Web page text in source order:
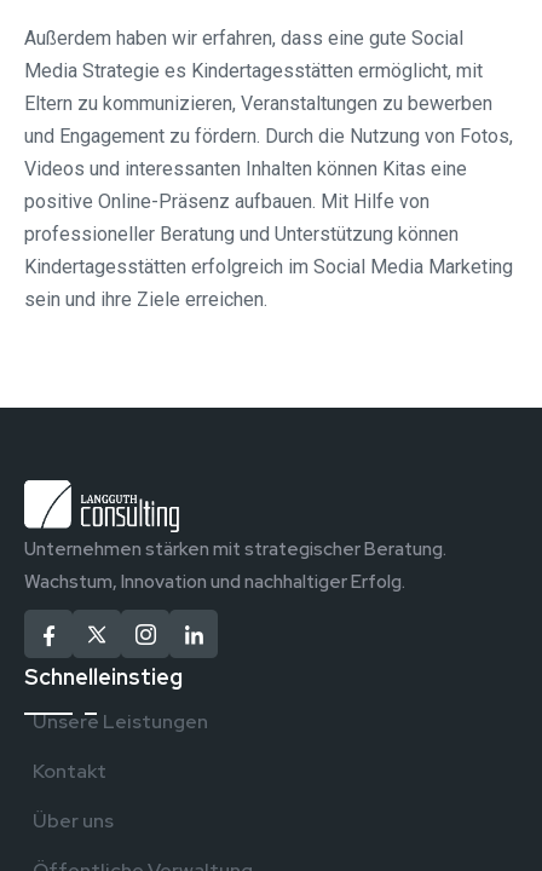
Außerdem haben wir erfahren, dass eine gute Social
Media Strategie es Kindertagesstätten ermöglicht, mit
Eltern zu kommunizieren, Veranstaltungen zu bewerben
und Engagement zu fördern. Durch die Nutzung von Fotos,
Videos und interessanten Inhalten können Kitas eine
positive Online-Präsenz aufbauen. Mit Hilfe von
professioneller Beratung und Unterstützung können
Kindertagesstätten erfolgreich im Social Media Marketing
sein und ihre Ziele erreichen.
Unternehmen stärken mit strategischer Beratung.
Wachstum, Innovation und nachhaltiger Erfolg.
Schnelleinstieg
Unsere Leistungen
Kontakt
Über uns